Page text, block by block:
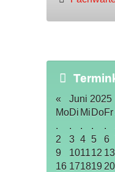
« Juni 2025
MoDi Mi DoFr
.
. . . .
2
3 4 5 6
9
101112 13
16 171819 20